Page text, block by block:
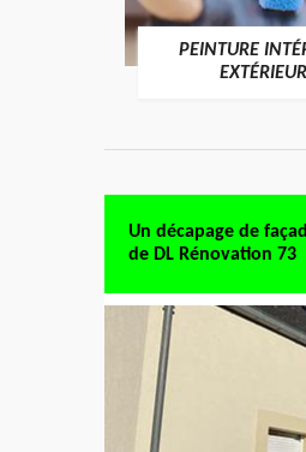
PEINTURE
Un décapage de
de DL Rénovation 73